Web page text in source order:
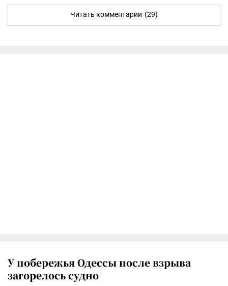
Читать комментарии (29)
У побережья Одессы после взрыва
загорелось судно